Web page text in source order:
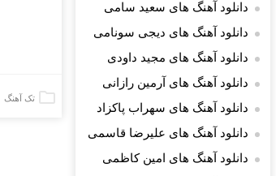
تک آهنگ
دانلود آهنگ های سعید سامی
دانلود آهنگ های دیجی سونامی
دانلود آهنگ های مجید داودی
دانلود آهنگ های آرمین رازانی
دانلود آهنگ های سهراب پاکزاد
دانلود آهنگ های علیرضا قاسمی
دانلود آهنگ های امین کاظمی